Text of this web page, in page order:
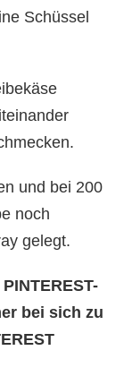
Schüssel
und bei 200
noch
gelegt.
bei sich zu